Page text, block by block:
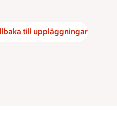
till uppläggningar